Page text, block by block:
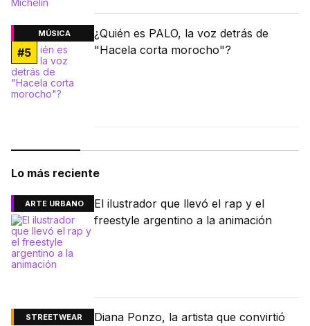
MÚSICA
#5
¿Quién es PALO, la voz detrás de
"Hacela corta morocho"?
Lo más reciente
ARTE URBANO
El ilustrador que llevó el rap y el
freestyle argentino a la animación
STREETWEAR
Diana Ponzo, la artista que convirtió